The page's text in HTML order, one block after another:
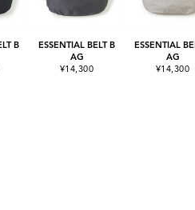
B
ESSENTIAL BELT B
AG
¥14,300
ESSENTIAL
AG
¥14,300